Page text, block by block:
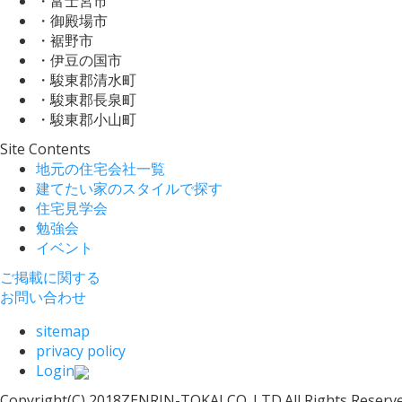
・御殿場市
・裾野市
・伊豆の国市
・駿東郡清水町
・駿東郡長泉町
・駿東郡小山町
Site Contents
地元の住宅会社一覧
建てたい家のスタイルで探す
住宅見学会
勉強会
イベント
ご掲載に関する
お問い合わせ
sitemap
privacy policy
Login